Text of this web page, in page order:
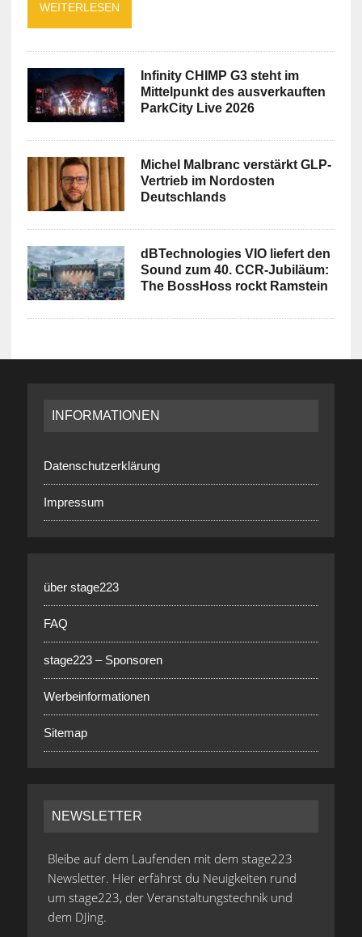
WEITERLESEN
Infinity CHIMP G3 steht im
Mittelpunkt des ausverkauften
ParkCity Live 2026
Michel Malbranc verstärkt GLP-
Vertrieb im Nordosten
Deutschlands
dBTechnologies VIO liefert den
Sound zum 40. CCR-Jubiläum:
The BossHoss rockt Ramstein
INFORMATIONEN
Datenschutzerklärung
Impressum
über stage223
FAQ
stage223 – Sponsoren
Werbeinformationen
Sitemap
NEWSLETTER
Bleibe auf dem Laufenden mit dem stage223
Newsletter. Hier erfährst du Neuigkeiten rund
um stage223, der Veranstaltungstechnik und
dem DJing.